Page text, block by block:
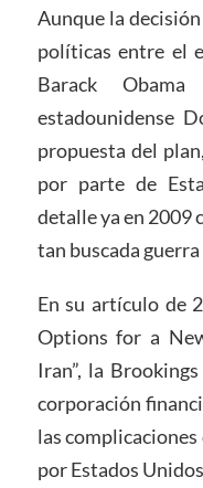
Aunque la
políticas entre el
Barack
estadounidense
propuesta del
por parte de
detalle ya en 2009
tan buscada
En su artículo de
Options for a
Iran”, la
corporación
las
por Estados